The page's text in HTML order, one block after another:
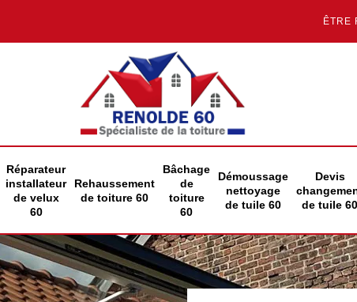
ÊTRE
Réparateur
installateur
de velux
60
Rehaussement
de toiture 60
Bâchage
de
toiture
60
Démoussage
nettoyage
de tuile 60
Devis
de tuile 60